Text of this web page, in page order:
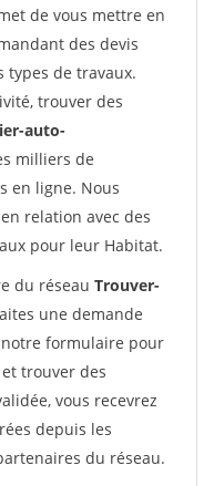
de vous mettre en
des devis
types de travaux.
trouver des
auto-
milliers de
en ligne. Nous
relation avec des
pour leur Habitat.
du réseau Trouver-
une demande
formulaire pour
trouver des
vous recevrez
depuis les
du réseau.